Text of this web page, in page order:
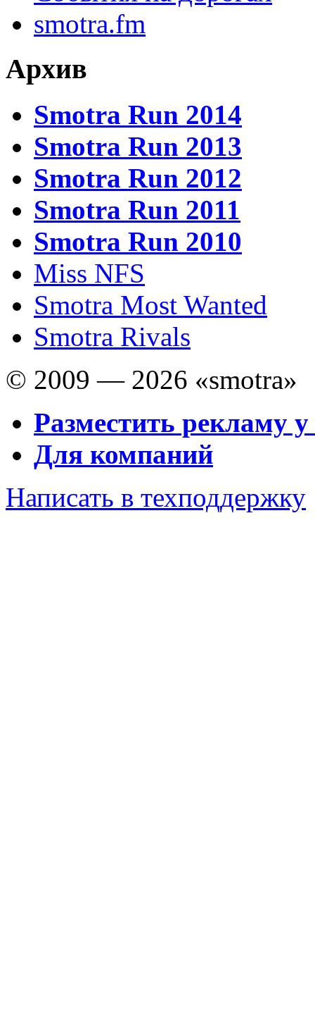
smotra.fm
Архив
Smotra Run 2014
Smotra Run 2013
Smotra Run 2012
Smotra Run 2011
Smotra Run 2010
Miss NFS
Smotra Most Wanted
Smotra Rivals
© 2009 — 2026 «smotra»
Разместить рекламу у
Для компаний
Написать в техподдержку